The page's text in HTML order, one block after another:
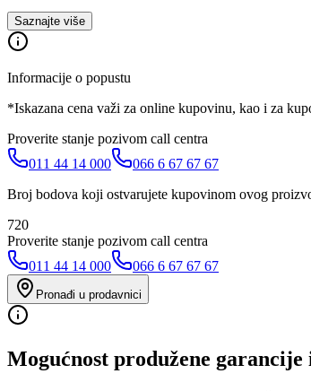
Saznajte više
Informacije o popustu
*Iskazana cena važi za online kupovinu, kao i za
Proverite stanje pozivom call centra
011 44 14 000
066 6 67 67 67
Broj bodova koji ostvarujete kupovinom ovog
720
Proverite stanje pozivom call centra
011 44 14 000
066 6 67 67 67
Pronađi u prodavnici
Mogućnost produžene